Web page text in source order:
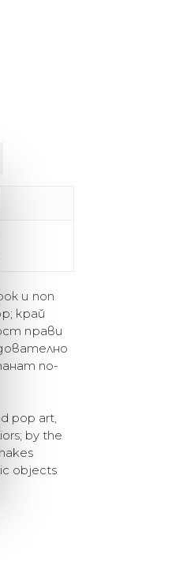
и поп
край
прави
по-
pop art,
by the
objects